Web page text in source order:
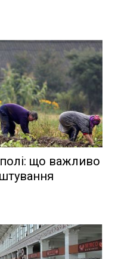
що важливо